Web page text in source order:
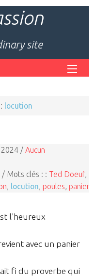
site
locution
2024 / Aucun
/ Mots clés : : Ted Doeuf,
locution poules panier
l'heureux
avec un panier
fi du proverbe qui